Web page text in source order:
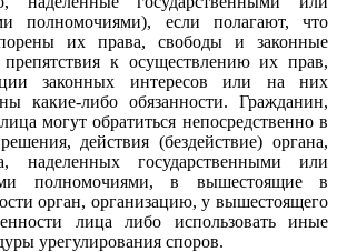
полномочиями), если полагают, что
их права, свободы и законные
к осуществлению их прав,
законных интересов или на них
какие-либо обязанности. Гражданин,
могут обратиться непосредственно в
действия (бездействие) органа,
наделенных государственными или
полномочиями, в вышестоящие в
орган, организацию, у вышестоящего
лица либо использовать иные
урегулирования споров.